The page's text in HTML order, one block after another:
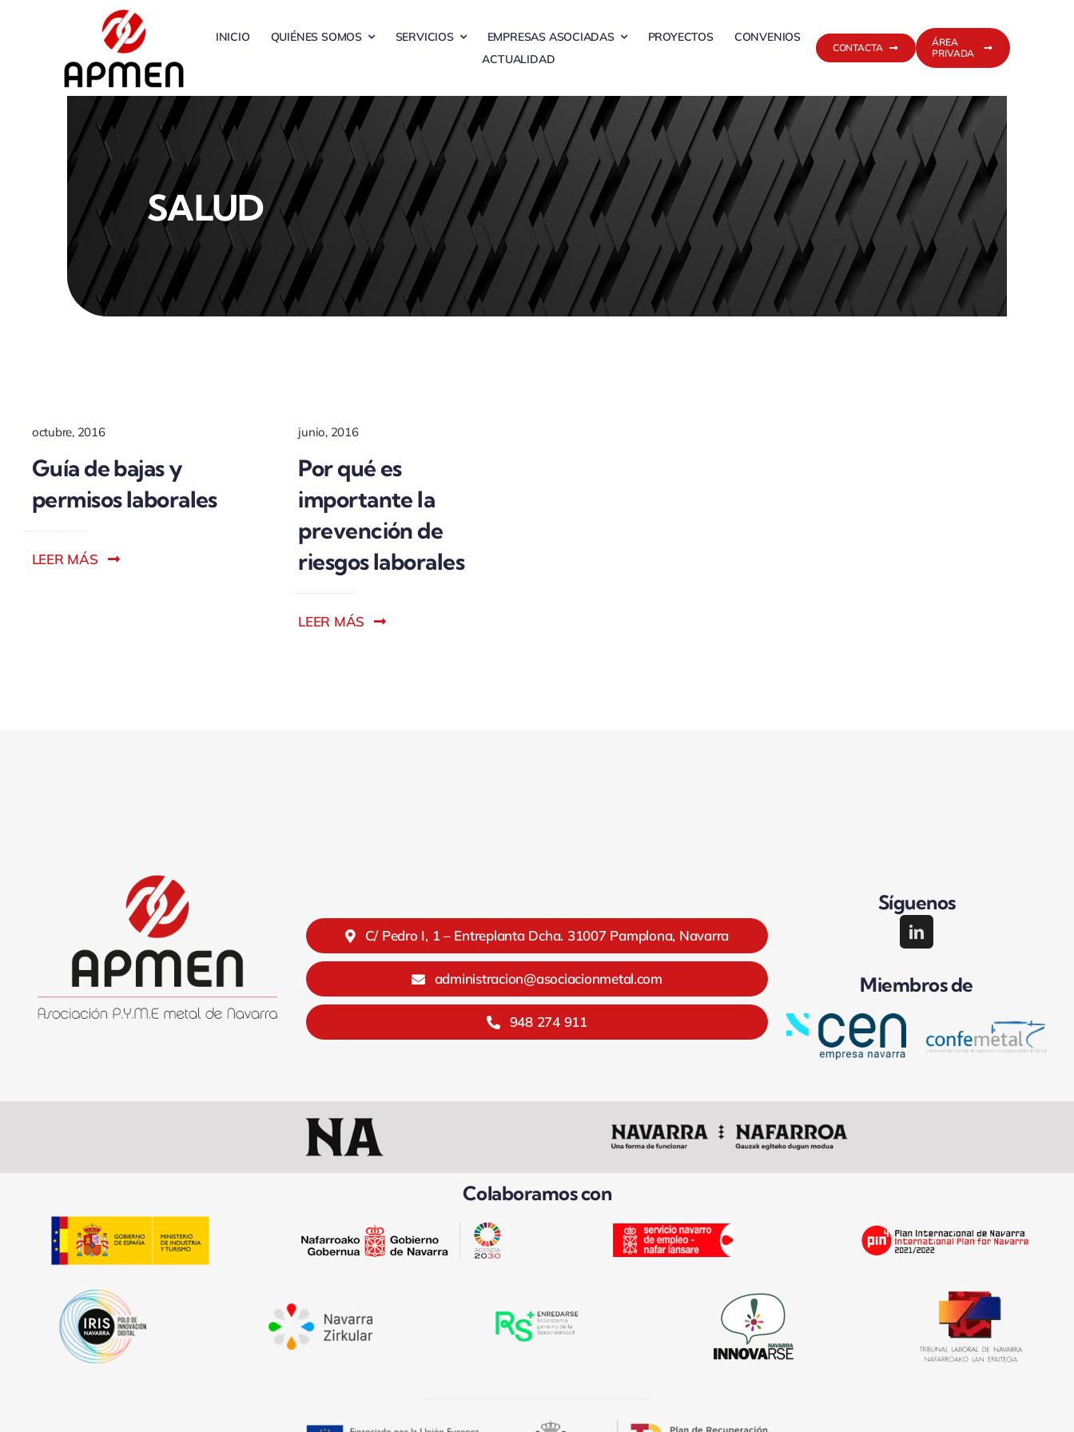
INICIO QUIÉNES SOMOS SERVICIOS EMPRESAS ASOCIADAS PROYECTOS
CONVENIOS
ACTUALIDAD
CONTACTA
ÁREA
PRIVADA
SALUD
octubre, 2016
Guía de bajas y
permisos laborales
LEER MÁS
junio, 2016
Por qué es
importante la
prevención de
riesgos laborales
LEER MÁS
C/ Pedro I, 1 – Entreplanta Dcha. 31007 Pamplona, Navarra
administracion@asociacionmetal.com
948 274 911
Síguenos
Miembros de
Colaboramos con